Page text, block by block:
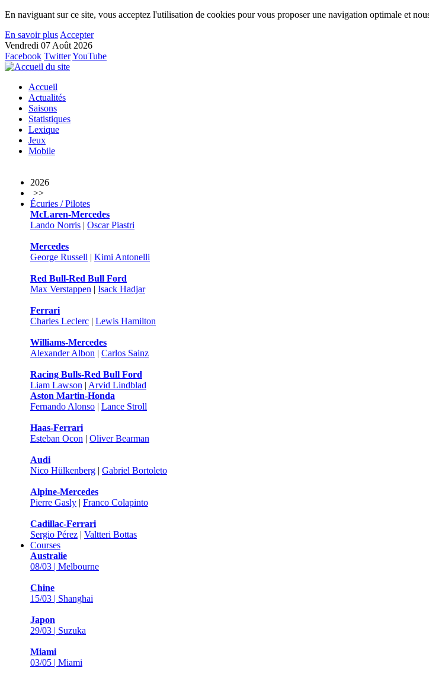
En naviguant sur ce site, vous acceptez l'utilisation de cookies pour vous proposer une navigation optimale et
En savoir plus Accepter
Vendredi 07 Août 2026
Facebook TwitterYouTube
Accueil
Actualités
Saisons
Statistiques
Lexique
Jeux
Mobile
2026
>>
Écuries / Pilotes
McLaren-Mercedes
Lando Norris | Oscar Piastri
Mercedes
George Russell | Kimi Antonelli
Red Bull-Red Bull Ford
Max Verstappen | Isack Hadjar
Ferrari
Charles Leclerc | Lewis Hamilton
Williams-Mercedes
Alexander Albon | Carlos Sainz
Racing Bulls-Red Bull Ford
Liam Lawson | Arvid Lindblad
Aston Martin-Honda
Fernando Alonso | Lance Stroll
Haas-Ferrari
Esteban Ocon | Oliver Bearman
Audi
Nico Hülkenberg | Gabriel Bortoleto
Alpine-Mercedes
Pierre Gasly | Franco Colapinto
Cadillac-Ferrari
Sergio Pérez | Valtteri Bottas
Courses
Australie
08/03 | Melbourne
Chine
15/03 | Shanghai
Japon
29/03 | Suzuka
Miami
03/05 | Miami